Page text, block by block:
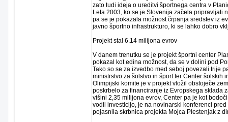
zato tudi ideja o ureditvi športnega centra v
Leta 2003, ko se je Slovenija začela pripravljati
pa se je pokazala možnost črpanja sredstev iz
javno športno infrastrukturo, ki se lahko dobro
Projekt stal 6.14 milijona evrov
V danem trenutku se je projekt športni center
pokazal kot edina možnost, da se v dolini pod
Tako so se za izvedbo med seboj povezali trije
ministrstvo za šolstvo in šport ter Center šolskih
Olimpijski komite je v projekt vložil obstoječe
poskrbelo za financiranje iz Evropskega sklada
višini 2,35 milijona evrov, Center pa je kot
vodil investicijo, je na novinarski konferenci
pojasnila skrbnica projekta Mojca Plestenjak z